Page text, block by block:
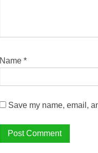
Name *
Save my name, email,